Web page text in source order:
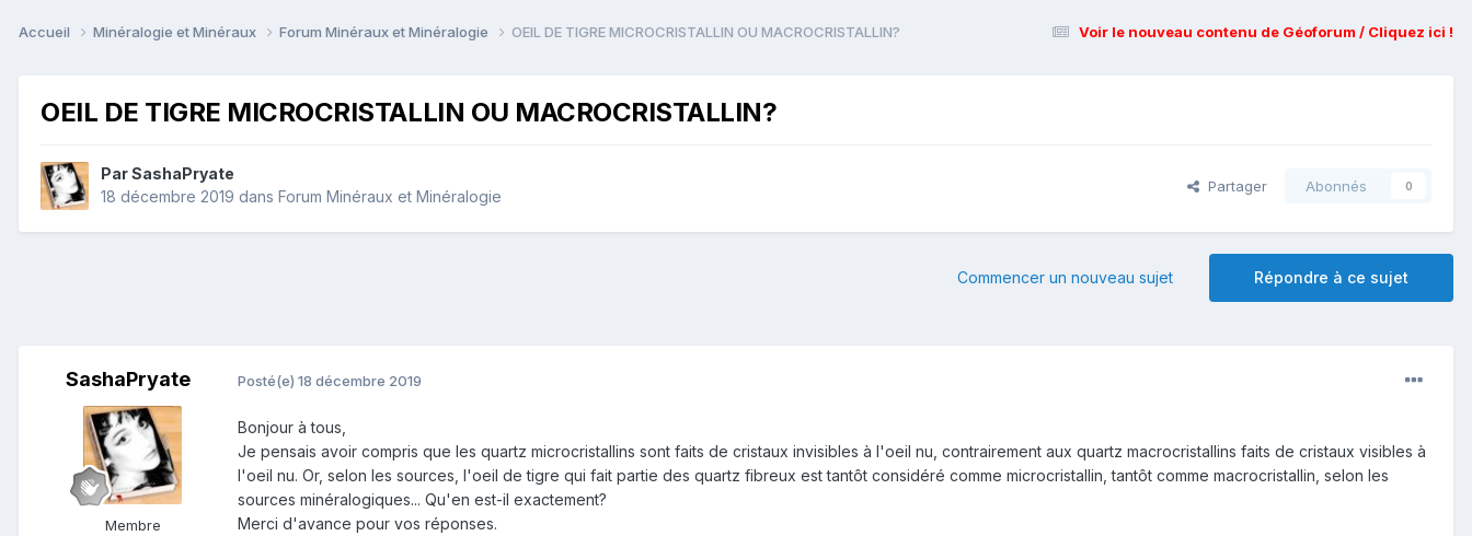
Voir le nouveau contenu de Géoforum / Cliquez ici !
Accueil Minéralogie et Minéraux Forum Minéraux et Minéralogie OEIL DE TIGRE MICROCRISTALLIN OU MACROCRISTALLIN?
OEIL DE TIGRE MICROCRISTALLIN OU MACROCRISTALLIN?
ParSashaPryate
18 décembre 2019 dans Forum Minéraux et Minéralogie
Partager Abonnés 0
Répondre à ce sujet
Commencer un nouveau sujet
SashaPryate
Membre
Posté(e) 18 décembre 2019
Bonjour à tous,
Je pensais avoir compris que les quartz microcristallins sont faits de cristaux invisibles à l'oeil nu, contrairement aux quartz macrocristallins faits de cristaux visibles à
l'oeil nu. Or, selon les sources, l'oeil de tigre qui fait partie des quartz fibreux est tantôt considéré comme microcristallin, tantôt comme macrocristallin, selon les
sources minéralogiques... Qu'en est-il exactement?
Merci d'avance pour vos réponses.